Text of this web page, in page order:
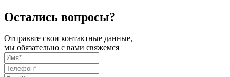
Остались вопросы?
Отправьте свои контактные данные,
мы обязательно с вами свяжемся